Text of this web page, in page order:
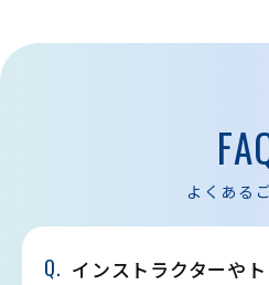
よくある
Q. インストラクターや